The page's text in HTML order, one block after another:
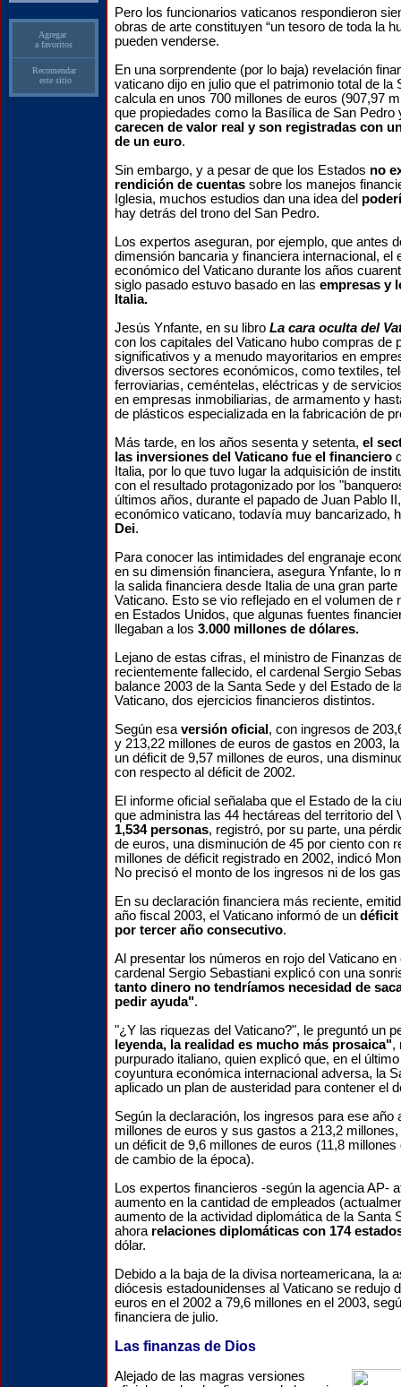
Agregar
a favoritos
Recomendar
este sitio
Pero los funcionarios vaticanos respondieron
obras de arte constituyen “un tesoro de toda la
pueden venderse.
En una sorprendente (por lo baja) revelación
vaticano dijo en julio que el patrimonio total de la
calcula en unos 700 millones de euros (907,97
que propiedades como la Basílica de San Pedro
carecen de valor real y son registradas con
de un euro.
Sin embargo, y a pesar de que los Estados no
rendición de cuentas sobre los manejos
Iglesia, muchos estudios dan una idea del
hay detrás del trono del San Pedro.
Los expertos aseguran, por ejemplo, que antes
dimensión bancaria y financiera internacional, el
económico del Vaticano durante los años
siglo pasado estuvo basado en las empresas y
Italia.
Jesús Ynfante, en su libro La cara oculta del
con los capitales del Vaticano hubo compras de
significativos y a menudo mayoritarios en
diversos sectores económicos, como textiles,
ferroviarias, ceméntelas, eléctricas y de
en empresas inmobiliarias, de armamento y
de plásticos especializada en la fabricación de
Más tarde, en los años sesenta y setenta, el
las inversiones del Vaticano fue el financiero
Italia, por lo que tuvo lugar la adquisición de
con el resultado protagonizado por los
últimos años, durante el papado de Juan Pablo
económico vaticano, todavía muy bancarizado,
Dei.
Para conocer las intimidades del engranaje
en su dimensión financiera, asegura Ynfante, lo
la salida financiera desde Italia de una gran
Vaticano. Esto se vio reflejado en el volumen de
en Estados Unidos, que algunas fuentes
llegaban a los 3.000 millones de dólares.
Lejano de estas cifras, el ministro de Finanzas
recientemente fallecido, el cardenal Sergio
balance 2003 de la Santa Sede y del Estado de
Vaticano, dos ejercicios financieros distintos.
Según esaversión oficial , con ingresos de
y 213,22 millones de euros de gastos en 2003,
un déficit de 9,57 millones de euros, una
con respecto al déficit de 2002.
El informe oficial señalaba que el Estado de la
que administra las 44 hectáreas del territorio del
1,534 personas, registró, por su parte, una
de euros, una disminución de 45 por ciento con
millones de déficit registrado en 2002, indicó
No precisó el monto de los ingresos ni de los
En su declaración financiera más reciente,
año fiscal 2003, el Vaticano informó de un déficit
por tercer año consecutivo.
Al presentar los números en rojo del Vaticano en
cardenal Sergio Sebastiani explicó con una
tanto dinero no tendríamos necesidad de
pedir ayuda".
"¿Y las riquezas del Vaticano?", le preguntó un
leyenda, la realidad es mucho más prosaica",
purpurado italiano, quien explicó que, en el
coyuntura económica internacional adversa, la
aplicado un plan de austeridad para contener el
Según la declaración, los ingresos para ese año
millones de euros y sus gastos a 213,2
un déficit de 9,6 millones de euros (11,8
de cambio de la época).
Los expertos financieros -según la agencia AP-
aumento en la cantidad de empleados
aumento de la actividad diplomática de la Santa
ahora relaciones diplomáticas con 174
dólar.
Debido a la baja de la divisa norteamericana, la
diócesis estadounidenses al Vaticano se redujo
euros en el 2002 a 79,6 millones en el 2003,
financiera de julio.
Las finanzas de Dios
Alejado de las magras versiones